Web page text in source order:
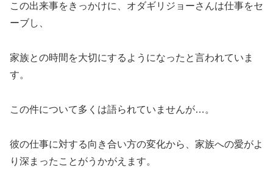
この出来事をきっかけに、オダギリジョーさんは仕事をセ
ーブし、
家族との時間を大切にするようになったと言われていま
す。
この件について多くは語られていませんが…。
彼の仕事に対する向き合い方の変化から、家族への愛がよ
り深まったことがうかがえます。